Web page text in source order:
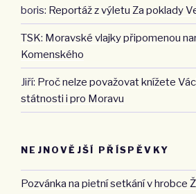
boris: Reportáž z výletu Za poklady
TSK: Moravské vlajky připomenou
Komenského
Jiří: Proč nelze považovat knížete
státnosti i pro Moravu
NEJNOVĚJŠÍ PŘÍSPĚVKY
Pozvánka na pietní setkání v hrobce